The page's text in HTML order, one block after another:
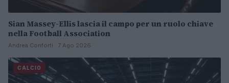
Sian Massey-Ellis lascia il campo per un ruolo chiave
nella Football Association
Andrea Conforti · 7 Ago 2026
CALCIO